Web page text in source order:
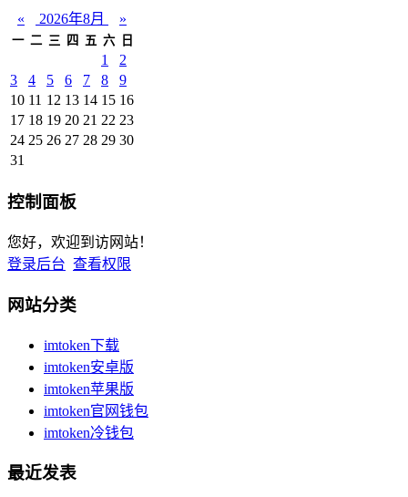
« 2026年8月 »
一 二 三 四 五 六 日
1
2
3
4 5 6 7 8
9
10 11 12 13 14 15 16
17 18 19 20 21 22 23
24 25 26 27 28 29 30
31
控制面板
您好，欢迎到访网站！
登录后台 查看权限
网站分类
imtoken下载
imtoken安卓版
imtoken苹果版
imtoken官网钱包
imtoken冷钱包
最近发表